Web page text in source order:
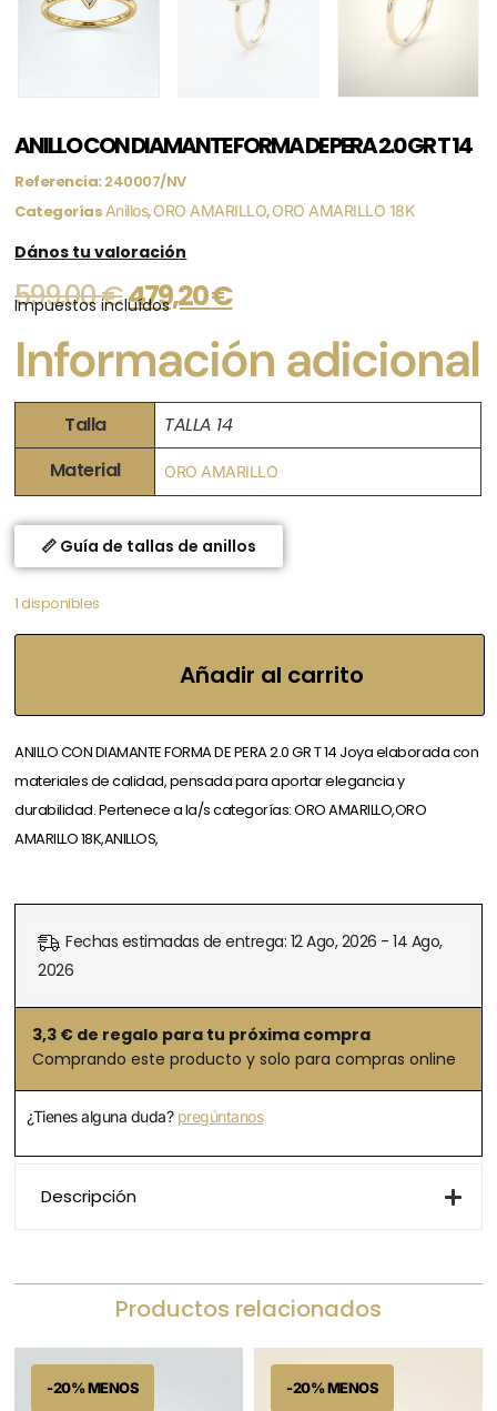
ANILLO CON DIAMANTE FORMA DE PERA 2.0 GR T 14
Referencia: 240007/NV
Categorías Anillos,ORO AMARILLO,ORO AMARILLO 18K
Dános tu valoración
599,00€479,20€
Impuestos incluídos
Información adicional
Talla
TALLA 14
Material
ORO AMARILLO
📏 Guía de tallas de anillos
1 disponibles
Añadir al carrito
ANILLO CON DIAMANTE FORMA DE PERA 2.0 GR T 14 Joya elaborada con
materiales de calidad, pensada para aportar elegancia y
durabilidad. Pertenece a la/s categorías: ORO AMARILLO,ORO
AMARILLO 18K,ANILLOS,
Fechas estimadas de entrega: 12 Ago, 2026 - 14 Ago,
2026
3,3 € de regalo para tu próxima compra
Comprando este producto y solo para compras online
¿Tienes alguna duda? pregúntanos
Descripción
Productos relacionados